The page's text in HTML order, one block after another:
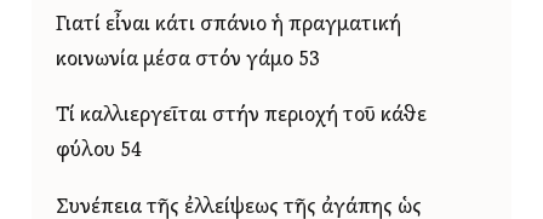
Γιατί εἶναι κάτι σπάνιο ἡ πραγματική
κοινωνία μέσα στόν γάμο 53
Τί καλλιεργεῖται στήν περιοχή τοῦ κάθε
φύλου 54
Συνέπεια τῆς ἐλλείψεως τῆς ἀγάπης ὡς